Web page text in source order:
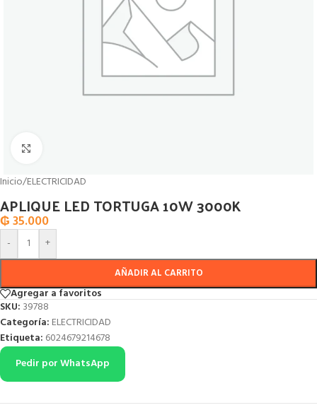
Inicio/ELECTRICIDAD
APLIQUE LED TORTUGA 10W 3000K
₲35.000
- +
AÑADIR AL CARRITO
Agregar a favoritos
SKU: 39788
Categoría: ELECTRICIDAD
Etiqueta: 6024679214678
Pedir por WhatsApp